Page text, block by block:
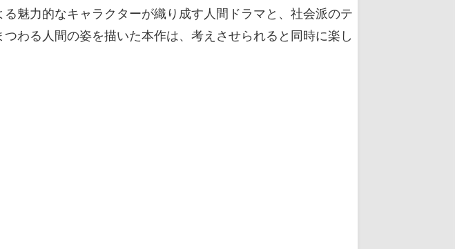
魅力的なキャラクターが織り成す人間ドラマと、社会派のテ
わる人間の姿を描いた本作は、考えさせられると同時に楽し